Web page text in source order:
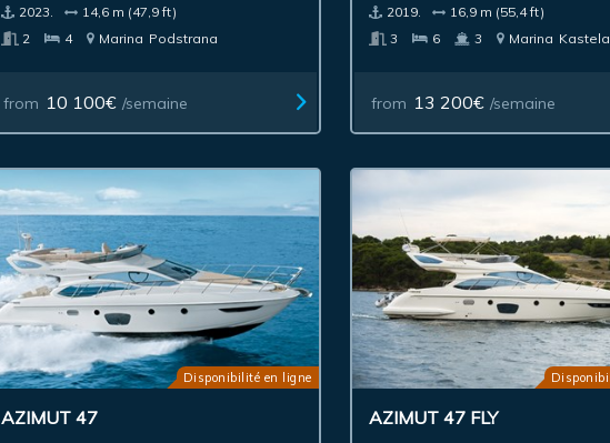
2023.
14,6 m (47,9 ft)
2
4 Marina Podstrana
from 10 100€ /semaine
2019.
16,9 m (55,4 ft)
3
6 3 Marina
from 13 200€ /semaine
Disponibilité en ligne
AZIMUT 47 AZIMUT 47 FLY